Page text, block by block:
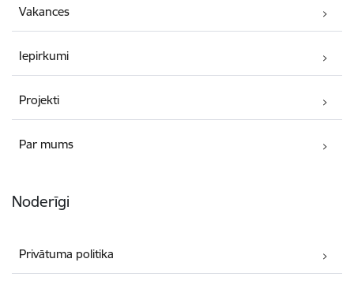
Vakances
Iepirkumi
Projekti
Par mums
Noderīgi
Privātuma politika